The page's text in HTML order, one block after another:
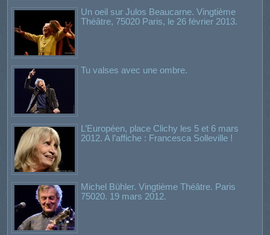
Un oeil sur Julos Beaucarne. Vingtième
Théâtre, 75020 Paris, le 26 février 2013.
Tu valses avec une ombre.
L’Européen, place Clichy les 5 et 6 mars
2012. A l’affiche : Francesca Solleville !
Michel Bühler. Vingtième Théâtre. Paris
75020. 19 mars 2012.